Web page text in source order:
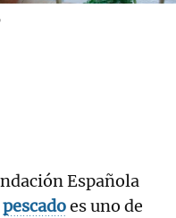
Española
pescadoes uno de